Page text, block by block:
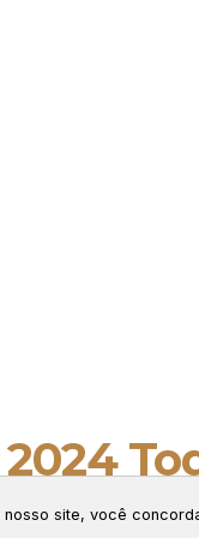
nosso site, você